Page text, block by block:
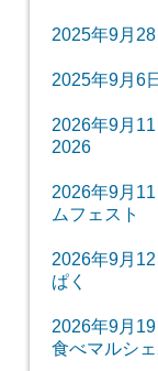
2025年9月
2025年9月6
2026年9月
2026
2026年9月
ムフェスト
2026年9月
ぱく
2026年9月
食べマルシ